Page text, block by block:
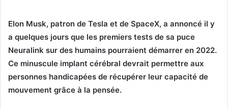
Elon Musk, patron de Tesla et de SpaceX, a annoncé il y
a quelques jours que les premiers tests de sa puce
Neuralink sur des humains pourraient démarrer en 2022.
Ce minuscule implant cérébral devrait permettre aux
personnes handicapées de récupérer leur capacité de
mouvement grâce à la pensée.